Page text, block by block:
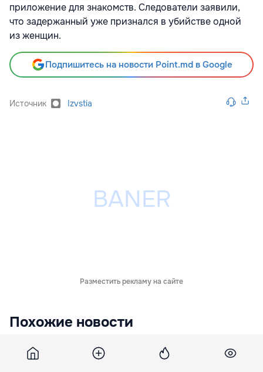
приложение для знакомств. Следователи заявили,
что задержанный уже признался в убийстве одной
из женщин.
Подпишитесь на новости Point.md в Google
Источник Izvstia
Разместить рекламу на сайте
Похожие новости